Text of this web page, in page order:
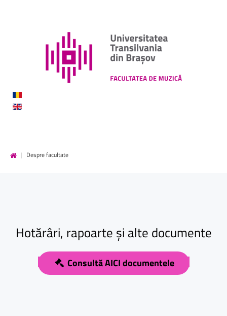
| Despre facultate
Hotărâri, rapoarte și alte documente
Consultă AICI documentele